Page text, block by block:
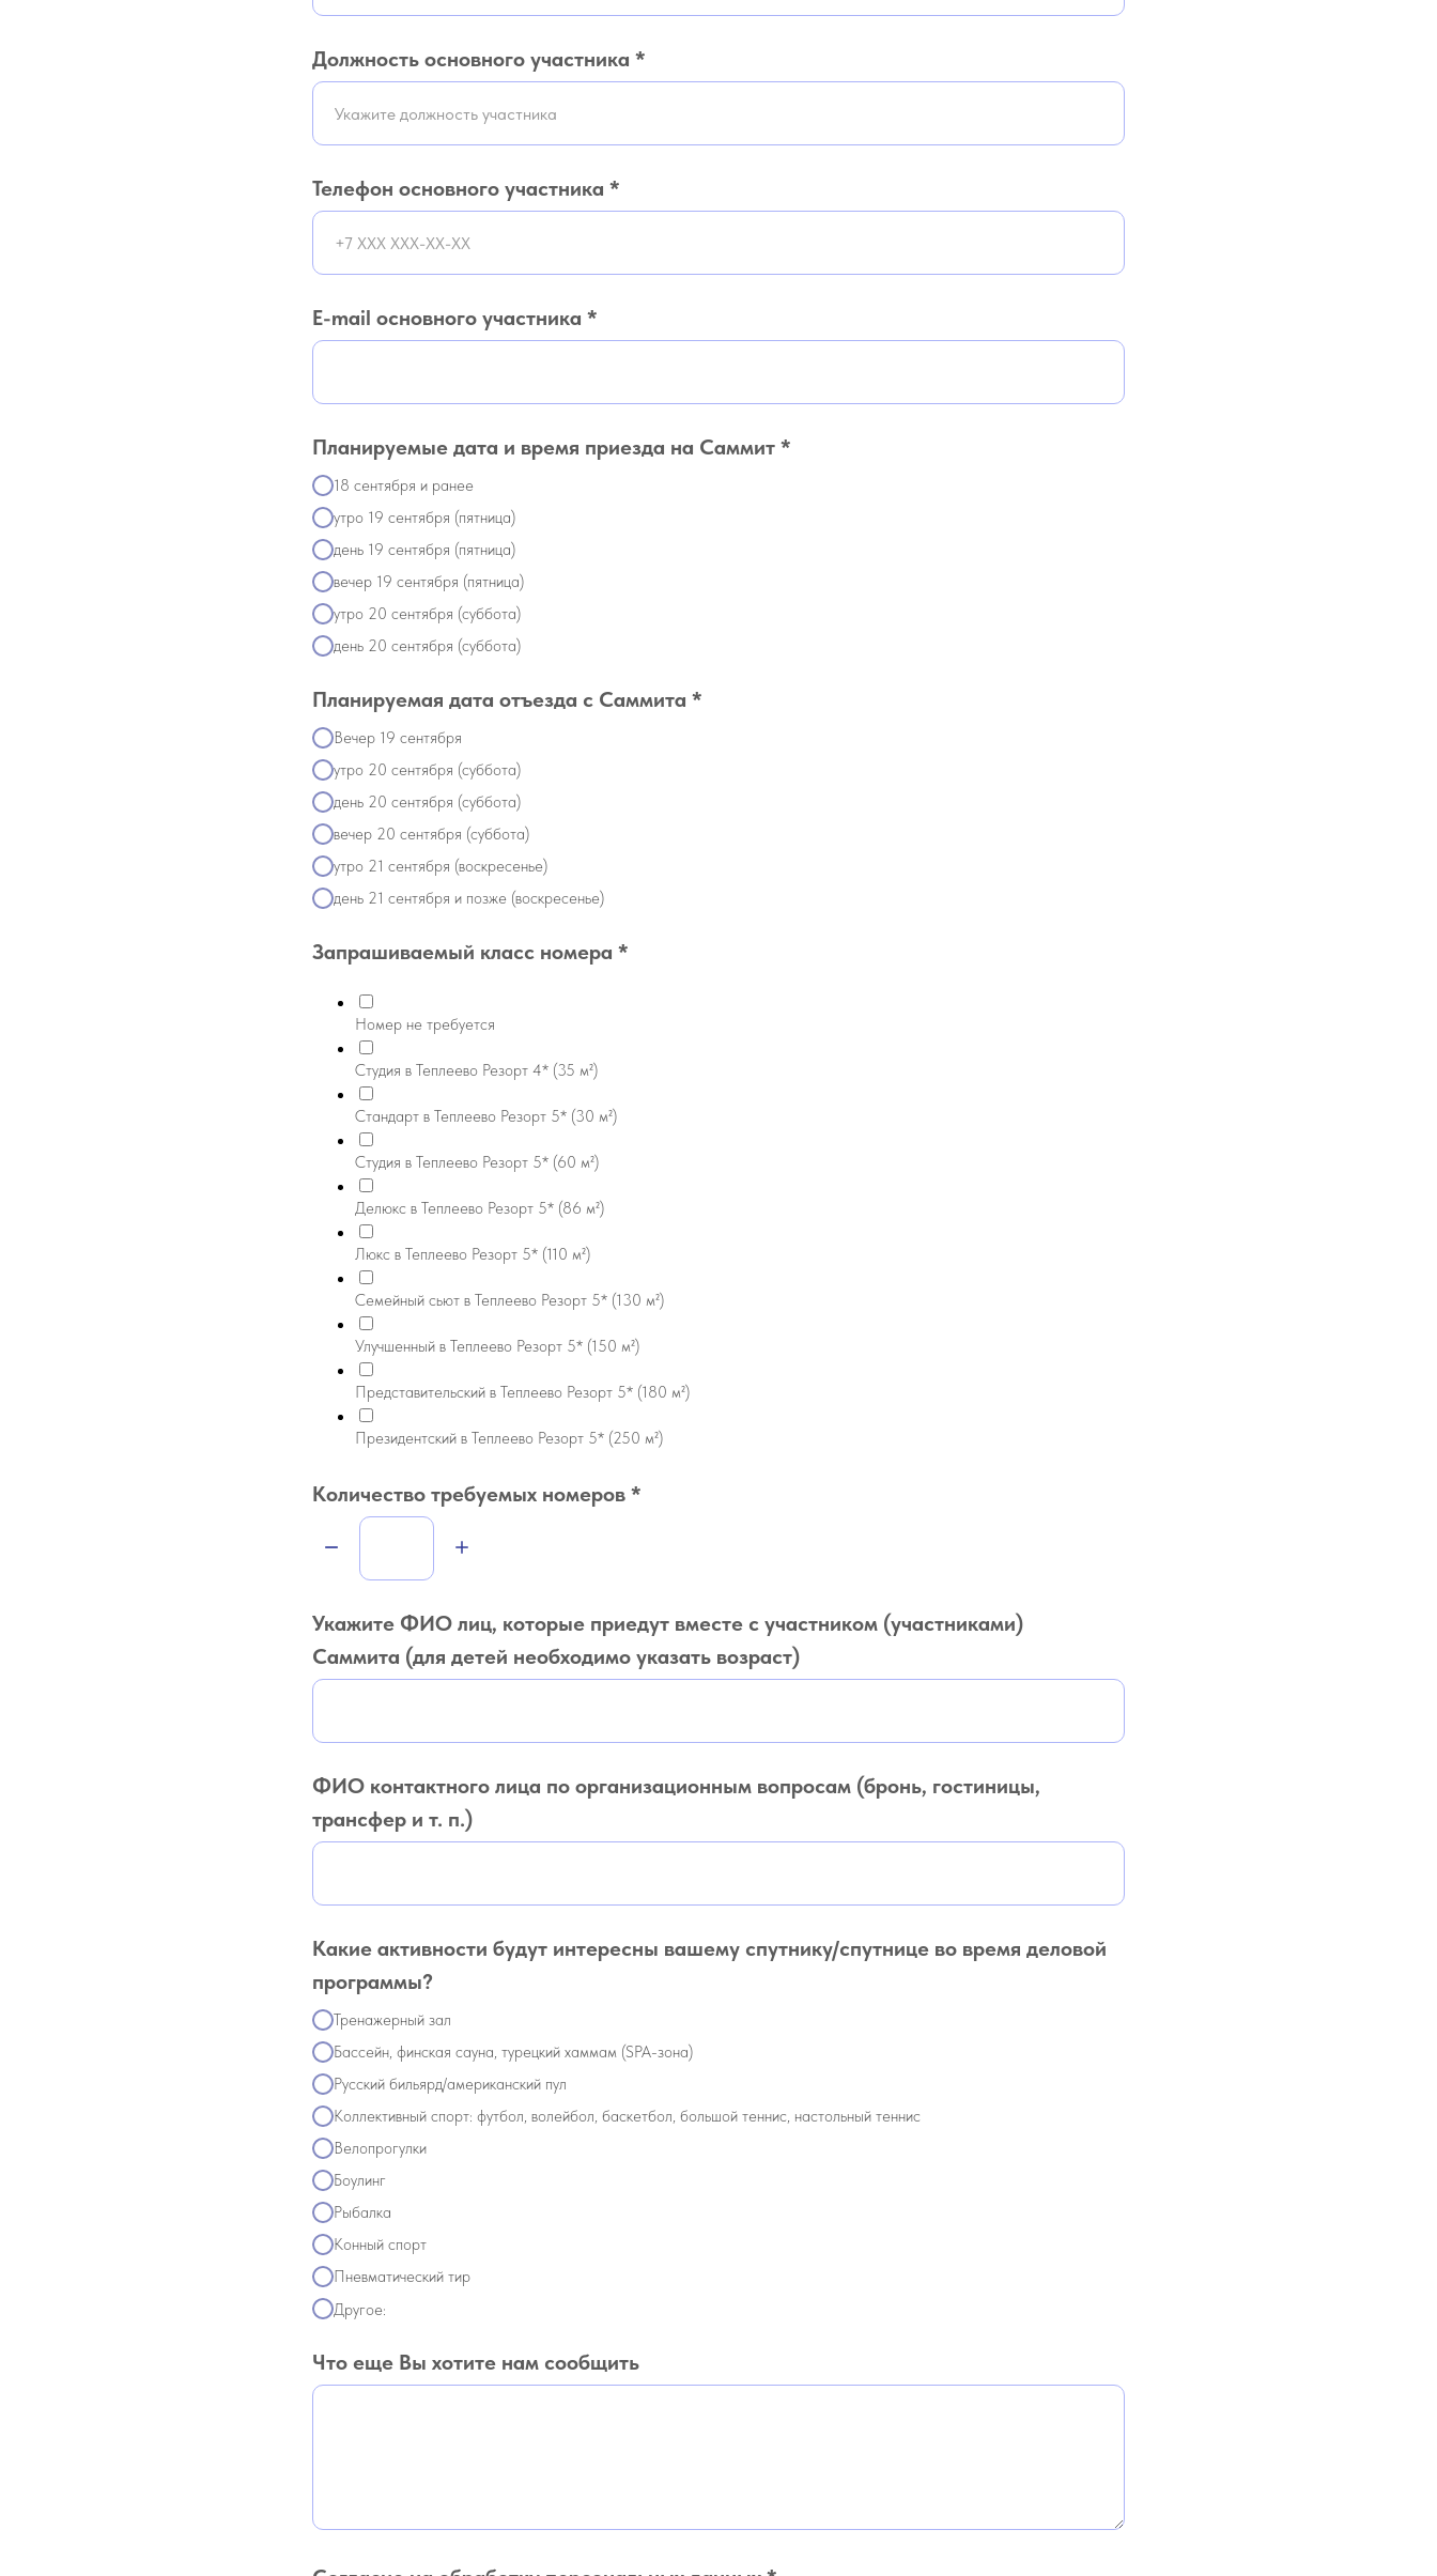
Должность основного участника *
Телефон основного участника *
E-mail основного участника *
Планируемые дата и время приезда на Саммит *
18 сентября и ранее
утро 19 сентября (пятница)
день 19 сентября (пятница)
вечер 19 сентября (пятница)
утро 20 сентября (суббота)
день 20 сентября (суббота)
Планируемая дата отъезда с Саммита *
Вечер 19 сентября
утро 20 сентября (суббота)
день 20 сентября (суббота)
вечер 20 сентября (суббота)
утро 21 сентября (воскресенье)
день 21 сентября и позже (воскресенье)
Запрашиваемый класс номера *
Номер не требуется
Студия в Теплеево Резорт 4* (35 м²)
Стандарт в Теплеево Резорт 5* (30 м²)
Студия в Теплеево Резорт 5* (60 м²)
Делюкс в Теплеево Резорт 5* (86 м²)
Люкс в Теплеево Резорт 5* (110 м²)
Семейный сьют в Теплеево Резорт 5* (130 м²)
Улучшенный в Теплеево Резорт 5* (150 м²)
Представительский в Теплеево Резорт 5* (180 м²)
Президентский в Теплеево Резорт 5* (250 м²)
Количество требуемых номеров *
Укажите ФИО лиц, которые приедут вместе с участником (участниками)
Саммита (для детей необходимо указать возраст)
ФИО контактного лица по организационным вопросам (бронь, гостиницы,
трансфер и т. п.)
Какие активности будут интересны вашему спутнику/спутнице во время деловой
программы?
Тренажерный зал
Бассейн, финская сауна, турецкий хаммам (SPA-зона)
Русский бильярд/американский пул
Коллективный спорт: футбол, волейбол, баскетбол, большой теннис, настольный теннис
Велопрогулки
Боулинг
Рыбалка
Конный спорт
Пневматический тир
Другое:
Что еще Вы хотите нам сообщить